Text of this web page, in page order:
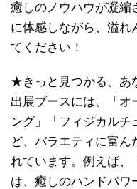
癒しのノウハウが凝縮
に体感しながら、溢れ
てください！
★きっと見つかる、あ
出展ブースには、「オ
ング」「フィジカルチ
ど、バラエティに富ん
れています。例えば、
は、癒しのハンドパワ